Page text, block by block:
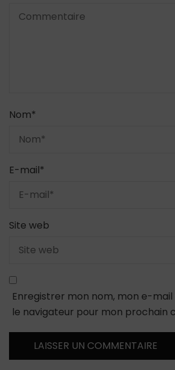
Nom*
E-mail*
Site web
Enregistrer mon nom, mon e-
le navigateur pour mon prochain